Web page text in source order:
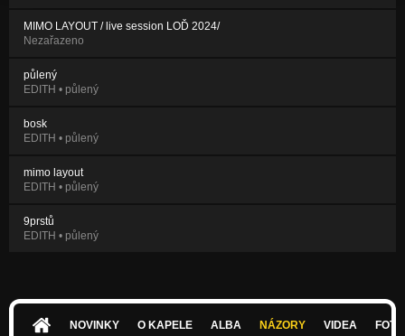
MIMO LAYOUT / live session LOĎ 2024/
Nezařazeno
půlený
EDITH • půlený
bosk
EDITH • půlený
mimo layout
EDITH • půlený
9prstů
EDITH • půlený
NOVINKY O KAPELE ALBA NÁZORY VIDEA